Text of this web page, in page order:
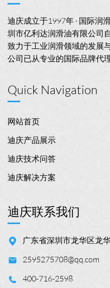
迪庆成立于1997年 · 国际润
圳市亿利达润滑油有限公司
致力于工业润滑领域的发展
公司已从专业的国际品牌代
Quick Navigation
网站首页
迪庆产品展示
迪庆技术问答
迪庆解决方案
迪庆联系我们
广东省深圳市龙华区龙
2595275708@qq.com
400-716-2598